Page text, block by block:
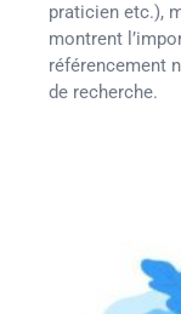
praticien etc.),
montrent
référencement
de recherche.